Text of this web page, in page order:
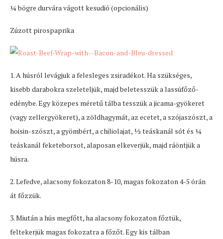
1⁄4 bögre durvára vágott kesudió (opcionális)
Zúzott pirospaprika
1. A húsról levágjuk a felesleges zsiradékot. Ha szükséges,
kisebb darabokra szeleteljük, majd beletesszük a lassúfőző-
edénybe. Egy közepes méretű tálba tesszük a jicama-gyökeret
(vagy zellergyökeret), a zöldhagymát, az ecetet, a szójaszószt, a
hoisin-szószt, a gyömbért, a chiliolajat, ½ teáskanál sót és ¼
teáskanál feketeborsot, alaposan elkeverjük, majd ráöntjük a
húsra.
2. Lefedve, alacsony fokozaton 8-10, magas fokozaton 4-5 órán
át főzzük.
3. Miután a hús megfőtt, ha alacsony fokozaton főztük,
feltekerjük magas fokozatra a főzőt. Egy kis tálban